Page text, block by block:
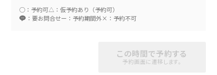
○：予約可△：仮予約あり（予約可）
：要お問合せー：予約期間外×：予約不可
この時間で予約する
予約画面に遷移します。
の空室状況は
3名掛け
形式